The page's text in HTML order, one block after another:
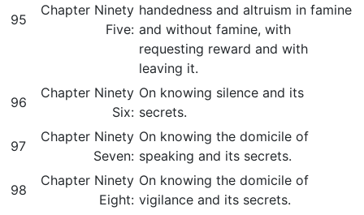
95
Chapter Ninety
Five:
handedness and altruism in famine
and without famine, with
requesting reward and with
leaving it.
96
Chapter Ninety
Six:
On knowing silence and its
secrets.
97
Chapter Ninety
Seven:
On knowing the domicile of
speaking and its secrets.
98
Chapter Ninety
Eight:
On knowing the domicile of
vigilance and its secrets.